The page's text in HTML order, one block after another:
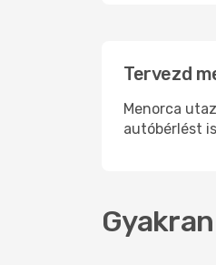
Tervezd
Menorca
autóbérlést